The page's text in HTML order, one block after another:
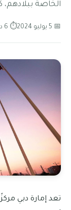
الخاصة
📅 5 يوليو 2024 ⏱ 6 دقائق قراءة
تعد إمارة دبي